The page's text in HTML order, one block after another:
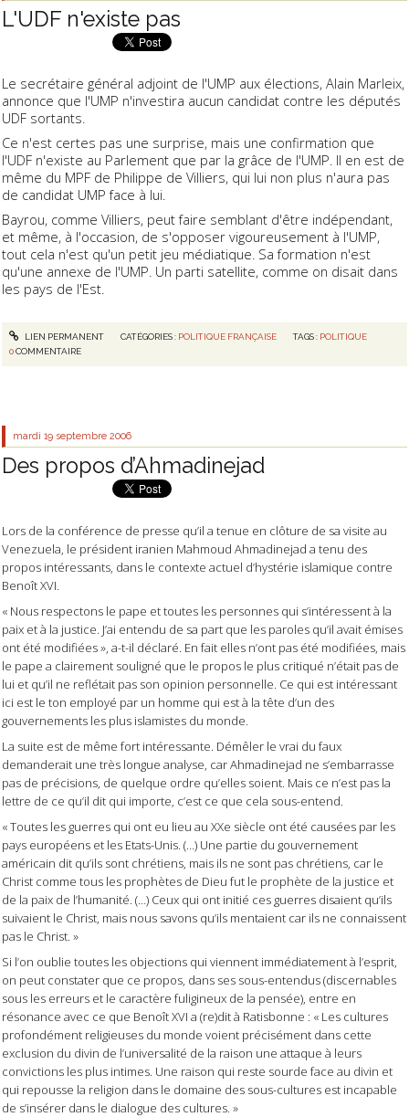
L'UDF n'existe pas
Le secrétaire général adjoint de l'UMP aux élections, Alain Marleix,
annonce que l'UMP n'investira aucun candidat contre les députés
UDF sortants.
Ce n'est certes pas une surprise, mais une confirmation que
l'UDF n'existe au Parlement que par la grâce de l'UMP. Il en est de
même du MPF de Philippe de Villiers, qui lui non plus n'aura pas
de candidat UMP face à lui.
Bayrou, comme Villiers, peut faire semblant d'être indépendant,
et même, à l'occasion, de s'opposer vigoureusement à l'UMP,
tout cela n'est qu'un petit jeu médiatique. Sa formation n'est
qu'une annexe de l'UMP. Un parti satellite, comme on disait dans
les pays de l'Est.
LIEN PERMANENT CATÉGORIES : POLITIQUE FRANÇAISE TAGS : POLITIQUE
0COMMENTAIRE
mardi 19 septembre 2006
Des propos d’Ahmadinejad
Lors de la conférence de presse qu’il a tenue en clôture de sa visite au
Venezuela, le président iranien Mahmoud Ahmadinejad a tenu des
propos intéressants, dans le contexte actuel d’hystérie islamique contre
Benoît XVI.
« Nous respectons le pape et toutes les personnes qui s’intéressent à la
paix et à la justice. J’ai entendu de sa part que les paroles qu’il avait émises
ont été modifiées », a-t-il déclaré. En fait elles n’ont pas été modifiées, mais
le pape a clairement souligné que le propos le plus critiqué n’était pas de
lui et qu’il ne reflétait pas son opinion personnelle. Ce qui est intéressant
ici est le ton employé par un homme qui est à la tête d’un des
gouvernements les plus islamistes du monde.
La suite est de même fort intéressante. Démêler le vrai du faux
demanderait une très longue analyse, car Ahmadinejad ne s’embarrasse
pas de précisions, de quelque ordre qu’elles soient. Mais ce n’est pas la
lettre de ce qu’il dit qui importe, c’est ce que cela sous-entend.
« Toutes les guerres qui ont eu lieu au XXe siècle ont été causées par les
pays européens et les Etats-Unis. (…) Une partie du gouvernement
américain dit qu’ils sont chrétiens, mais ils ne sont pas chrétiens, car le
Christ comme tous les prophètes de Dieu fut le prophète de la justice et
de la paix de l’humanité. (…) Ceux qui ont initié ces guerres disaient qu’ils
suivaient le Christ, mais nous savons qu’ils mentaient car ils ne connaissent
pas le Christ. »
Si l’on oublie toutes les objections qui viennent immédiatement à l’esprit,
on peut constater que ce propos, dans ses sous-entendus (discernables
sous les erreurs et le caractère fuligineux de la pensée), entre en
résonance avec ce que Benoît XVI a (re)dit à Ratisbonne : « Les cultures
profondément religieuses du monde voient précisément dans cette
exclusion du divin de l’universalité de la raison une attaque à leurs
convictions les plus intimes. Une raison qui reste sourde face au divin et
qui repousse la religion dans le domaine des sous-cultures est incapable
de s’insérer dans le dialogue des cultures. »